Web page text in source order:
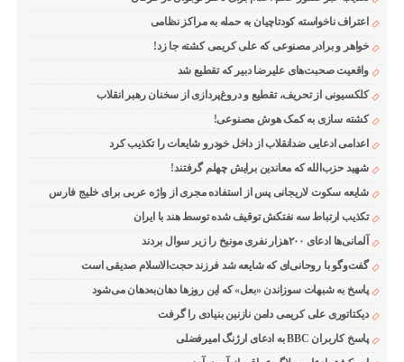
اعتراف ناخواسته کودتاچیان به حمله به مراکز نظامی
خواهر و برادر مصنوعی که علی کریمی کشته جا زد!
واقعیت صحبت‌های علیرضا دبیر که تقطیع شد
کلکسیونی از تحریف، تقطیع و دروغ‌پردازی از سخنان رهبر انقلاب
کشته سازی به کمک هوش مصنوعی!
اعدامی ادعایی ضدانقلاب از داخل خودرو شایعات را تکذیب کرد
شهید حزب‌الله که معاندین برایش چهلم گرفتند!
شایعه سکوت لاریجانی پس از استفاده مجری از واژه عربی برای خلیج فارس
تکذیب ارتباط سه نفتکش توقیف شده توسط هند با ایران
آلمانی‌ها ادعای ۲۰۰هزار نفری مونیخ را زیر سوال بردند
گفت‌وگو با روحانی‌ای که شایعه شد فرزند حجت‌الاسلام صدیقی است
پاسخ به شبهات سوزاندن «بعل» که این روزها دهان‌به‌دهان می‌شود
دیکتاتوری علی کریمی دامن نازنین بنیادی را گرفت
پاسخ کاربران BBC به ادعای ارژنگ امیرفضلی